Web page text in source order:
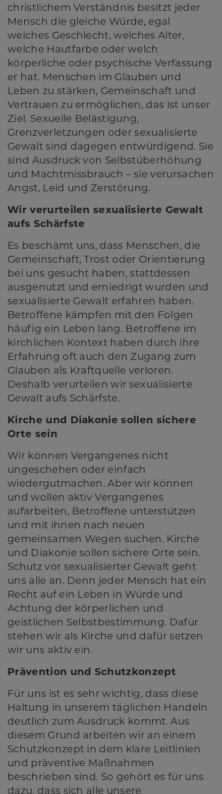
christlichem Verständnis besitzt jeder
Mensch die gleiche Würde, egal
welches Geschlecht, welches Alter,
welche Hautfarbe oder welch
körperliche oder psychische Verfassung
er hat. Menschen im Glauben und
Leben zu stärken, Gemeinschaft und
Vertrauen zu ermöglichen, das ist unser
Ziel. Sexuelle Belästigung,
Grenzverletzungen oder sexualisierte
Gewalt sind dagegen entwürdigend. Sie
sind Ausdruck von Selbstüberhöhung
und Machtmissbrauch – sie verursachen
Angst, Leid und Zerstörung.
Wir verurteilen sexualisierte Gewalt
aufs Schärfste
Es beschämt uns, dass Menschen, die
Gemeinschaft, Trost oder Orientierung
bei uns gesucht haben, stattdessen
ausgenutzt und erniedrigt wurden und
sexualisierte Gewalt erfahren haben.
Betroffene kämpfen mit den Folgen
häufig ein Leben lang. Betroffene im
kirchlichen Kontext haben durch ihre
Erfahrung oft auch den Zugang zum
Glauben als Kraftquelle verloren.
Deshalb verurteilen wir sexualisierte
Gewalt aufs Schärfste.
Kirche und Diakonie sollen sichere
Orte sein
Wir können Vergangenes nicht
ungeschehen oder einfach
wiedergutmachen. Aber wir können
und wollen aktiv Vergangenes
aufarbeiten, Betroffene unterstützen
und mit ihnen nach neuen
gemeinsamen Wegen suchen. Kirche
und Diakonie sollen sichere Orte sein.
Schutz vor sexualisierter Gewalt geht
uns alle an. Denn jeder Mensch hat ein
Recht auf ein Leben in Würde und
Achtung der körperlichen und
geistlichen Selbstbestimmung. Dafür
stehen wir als Kirche und dafür setzen
wir uns aktiv ein.
Prävention und Schutzkonzept
Für uns ist es sehr wichtig, dass diese
Haltung in unserem täglichen Handeln
deutlich zum Ausdruck kommt. Aus
diesem Grund arbeiten wir an einem
Schutzkonzept in dem klare Leitlinien
und präventive Maßnahmen
beschrieben sind. So gehört es für uns
dazu, dass sich alle unsere